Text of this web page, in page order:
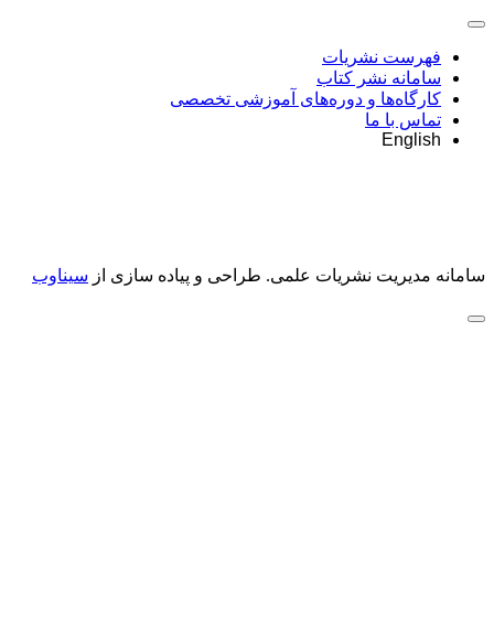
فهرست نشریات
سامانه نشر کتاب
کارگاه‌ها و دوره‌های آموزشی تخصصی
تماس با ما
English
سامانه مدیریت نشریات علمی. طراحی و پیاده سازی از سیناوب